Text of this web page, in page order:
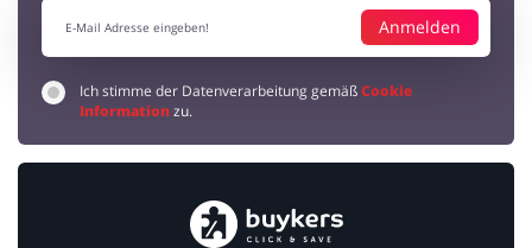
Anmelden
Ich stimme der Datenverarbeitung gemäßCookie
Informationzu.